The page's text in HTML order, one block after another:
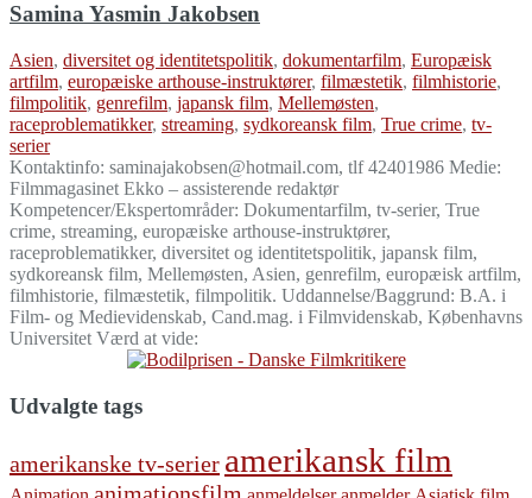
Samina Yasmin Jakobsen
Asien, diversitet og identitetspolitik, dokumentarfilm, Europæisk
artfilm, europæiske arthouse-instruktører, filmæstetik, filmhistorie,
filmpolitik, genrefilm, japansk film, Mellemøsten,
raceproblematikker, streaming, sydkoreansk film, True crime, tv-
serier
Kontaktinfo: saminajakobsen@hotmail.com, tlf 42401986 Medie:
Filmmagasinet Ekko – assisterende redaktør
Kompetencer/Ekspertområder: Dokumentarfilm, tv-serier, True
crime, streaming, europæiske arthouse-instruktører,
raceproblematikker, diversitet og identitetspolitik, japansk film,
sydkoreansk film, Mellemøsten, Asien, genrefilm, europæisk artfilm,
filmhistorie, filmæstetik, filmpolitik. Uddannelse/Baggrund: B.A. i
Film- og Medievidenskab, Cand.mag. i Filmvidenskab, Københavns
Universitet Værd at vide:
Udvalgte tags
amerikanske tv-serier amerikansk film